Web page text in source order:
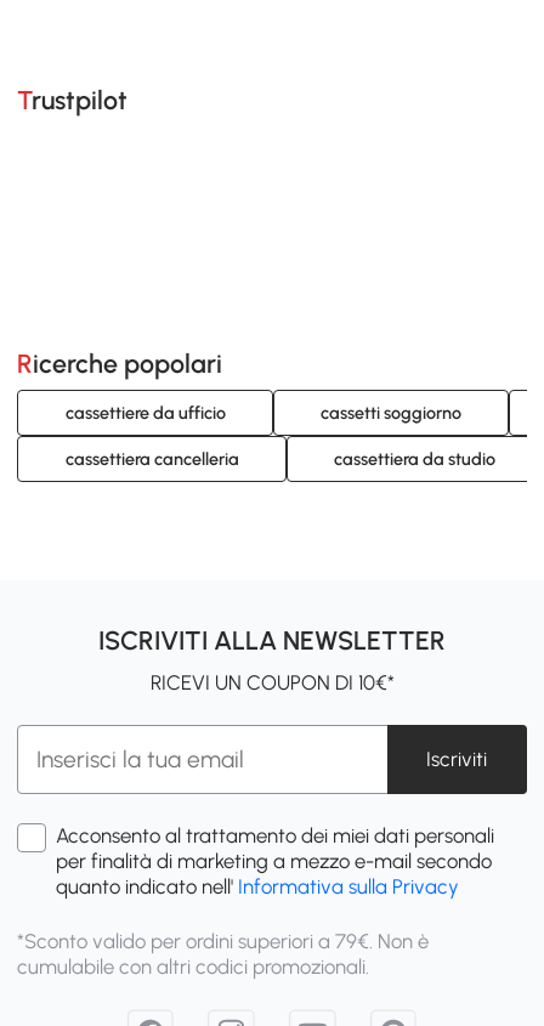
Trustpilot
Ricerche popolari
cassettiere da ufficio cassetti soggiorno
cassettiera cancelleria cassettiera da studio
ISCRIVITI ALLA NEWSLETTER
RICEVI UN COUPON DI 10€*
Iscriviti
Acconsento al trattamento dei miei dati personali
per finalità di marketing a mezzo e-mail secondo
quanto indicato nell' Informativa sulla Privacy
*Sconto valido per ordini superiori a 79€. Non è
cumulabile con altri codici promozionali.